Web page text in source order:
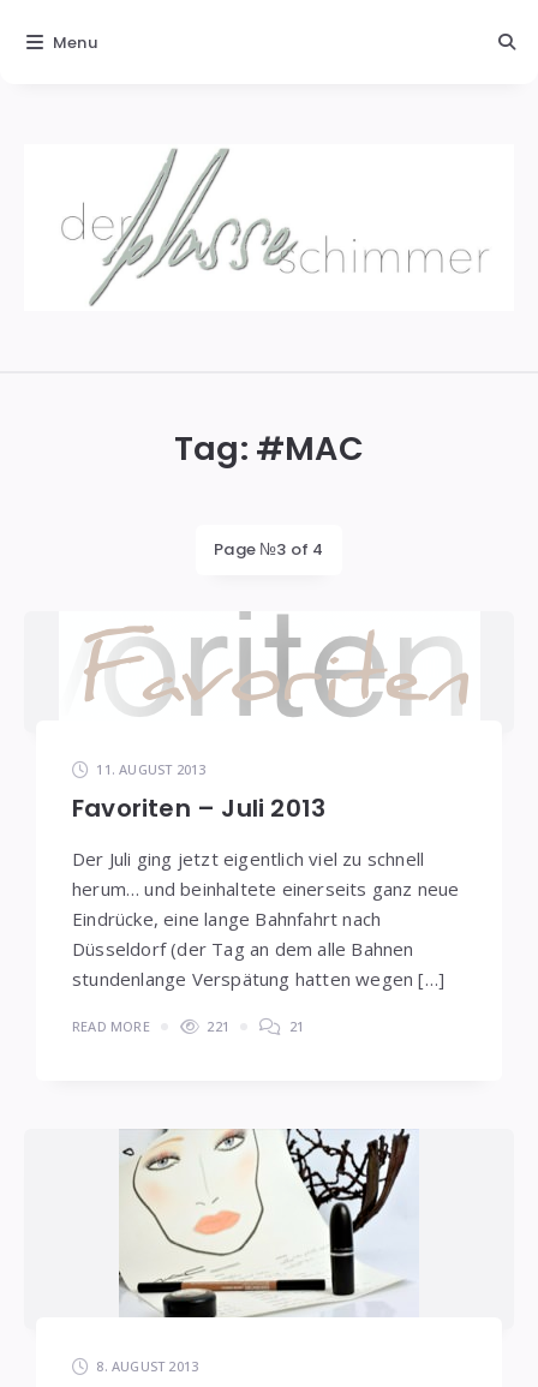
Tag: #MAC
Page №3 of 4
11. AUGUST 2013
Favoriten – Juli 2013
Der Juli ging jetzt eigentlich viel zu schnell
herum… und beinhaltete einerseits ganz neue
Eindrücke, eine lange Bahnfahrt nach
Düsseldorf (der Tag an dem alle Bahnen
stundenlange Verspätung hatten wegen […]
READ MORE 221 21
8. AUGUST 2013
Menu